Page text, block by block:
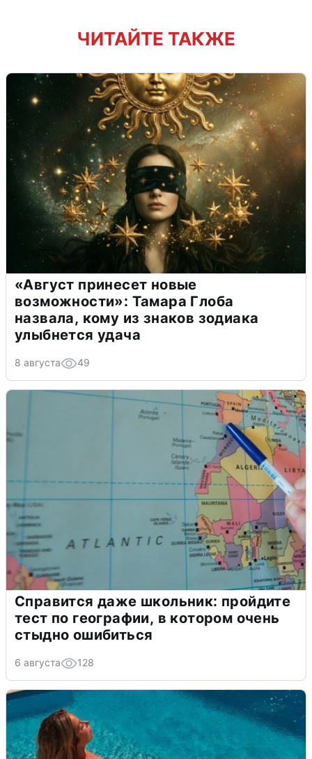
ЧИТАЙТЕ ТАКЖЕ
«Август принесет новые
возможности»: Тамара Глоба
назвала, кому из знаков зодиака
улыбнется удача
8 августа 49
Справится даже школьник: пройдите
тест по географии, в котором очень
стыдно ошибиться
6 августа 128